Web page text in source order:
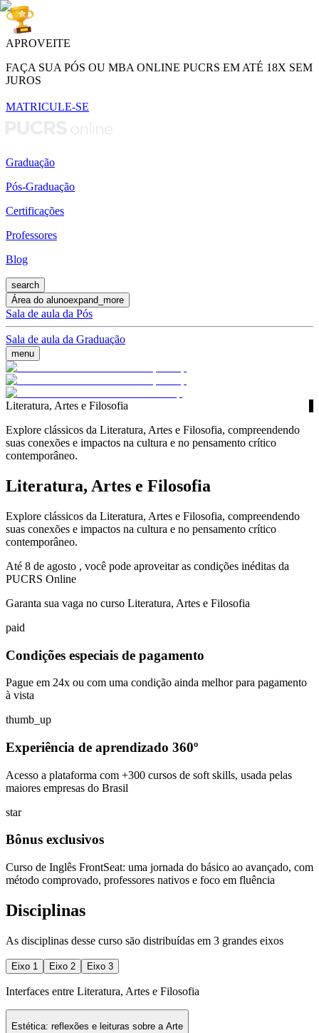
APROVEITE
FAÇA SUA PÓS OU MBA ONLINE PUCRS EM ATÉ 18X SEM
JUROS
MATRICULE-SE
Graduação
Pós-Graduação
Certificações
Professores
Blog
search
Área do alunoexpand_more
Sala de aula da Pós
Sala de aula da Graduação
menu
Literatura, Artes e Filosofia
Explore clássicos da Literatura, Artes e Filosofia, compreendendo
suas conexões e impactos na cultura e no pensamento crítico
contemporâneo.
Literatura, Artes e Filosofia
Explore clássicos da Literatura, Artes e Filosofia, compreendendo
suas conexões e impactos na cultura e no pensamento crítico
contemporâneo.
Até 8 de agosto , você pode aproveitar as condições inéditas da
PUCRS Online
Garanta sua vaga no curso Literatura, Artes e Filosofia
paid
Condições especiais de pagamento
Pague em 24x ou com uma condição ainda melhor para pagamento
à vista
thumb_up
Experiência de aprendizado 360º
Acesso a plataforma com +300 cursos de soft skills, usada pelas
maiores empresas do Brasil
star
Bônus exclusivos
Curso de Inglês FrontSeat: uma jornada do básico ao avançado, com
método comprovado, professores nativos e foco em fluência
Disciplinas
As disciplinas desse curso sāo distribuídas em 3 grandes eixos
Eixo 1 Eixo 2 Eixo 3
Interfaces entre Literatura, Artes e Filosofia
Estética: reflexões e leituras sobre a Arte